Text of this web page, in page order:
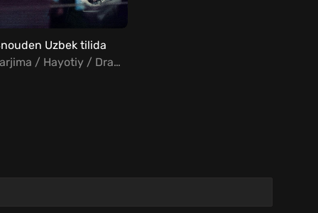
Uzbek tilida
Tarjima / Hayotiy / Drama